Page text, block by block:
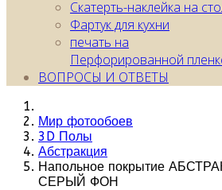
Скатерть-наклейка на
Фартук для кухни
печать на
Перфорированной
ВОПРОСЫ И ОТВЕТЫ
Мир фотообоев
3D Полы
Абстракция
Напольное покрытие
СЕРЫЙ ФОН